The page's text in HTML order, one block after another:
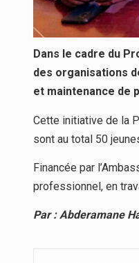
Dans le cadre du
des organisations
et maintenance de
Cette initiative de la
sont au total 50
Financée par
professionnel, en
Par : Abderamane